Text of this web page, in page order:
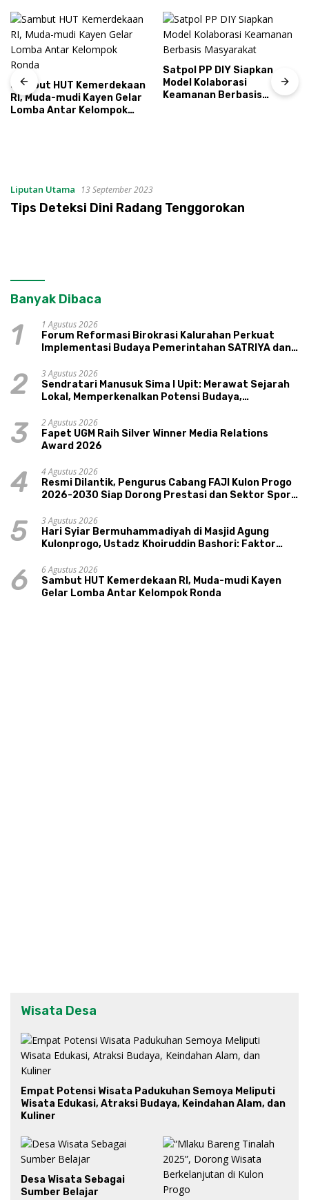
Sambut HUT Kemerdekaan
RI, Muda-mudi Kayen Gelar
Lomba Antar Kelompok
Satpol PP DIY Siapkan
Model Kolaborasi
Keamanan Berbasis
Liputan Utama 13 September 2023
Tips Deteksi Dini Radang Tenggorokan
Banyak Dibaca
1
1 Agustus 2026
Forum Reformasi Birokrasi Kalurahan Perkuat
Implementasi Budaya Pemerintahan SATRIYA dan
2
3 Agustus 2026
Sendratari Manusuk Sima I Upit: Merawat Sejarah
Lokal, Memperkenalkan Potensi Budaya,
3
2 Agustus 2026
Fapet UGM Raih Silver Winner Media Relations
Award 2026
4
4 Agustus 2026
Resmi Dilantik, Pengurus Cabang FAJI Kulon Progo
2026-2030 Siap Dorong Prestasi dan Sektor Sport
5
3 Agustus 2026
Hari Syiar Bermuhammadiyah di Masjid Agung
Kulonprogo, Ustadz Khoiruddin Bashori: Faktor
6
6 Agustus 2026
Sambut HUT Kemerdekaan RI, Muda-mudi Kayen
Gelar Lomba Antar Kelompok Ronda
Wisata Desa
Empat Potensi Wisata Padukuhan Semoya Meliputi
Wisata Edukasi, Atraksi Budaya, Keindahan Alam, dan
Kuliner
Desa Wisata Sebagai
Sumber Belajar